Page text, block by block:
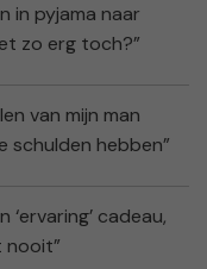
in pyjama naar
zo erg toch?”
van mijn man
schulden hebben”
‘ervaring’ cadeau,
nooit”